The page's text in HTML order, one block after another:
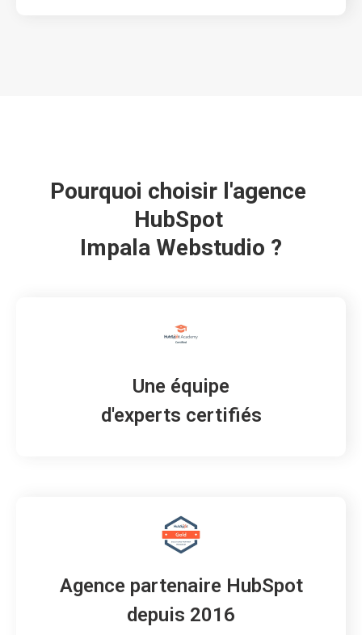
Pourquoi choisir l'agence
HubSpot
Impala Webstudio ?
Une équipe
d'experts certifiés
Agence partenaire HubSpot
depuis 2016